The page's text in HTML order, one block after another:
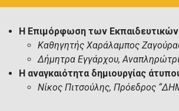
Η Επιμόρφωση των
Καθηγητής Χαράλαμπος
Δήμητρα Εγγάρχου,
Η αναγκαιότητα δημιουργίας
Νίκος Πιτσούλης, Πρόεδρος